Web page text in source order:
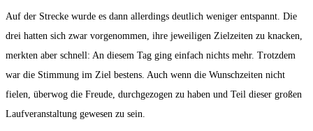
Auf der Strecke wurde es dann allerdings deutlich weniger entspannt. Die
drei hatten sich zwar vorgenommen, ihre jeweiligen Zielzeiten zu knacken,
merkten aber schnell: An diesem Tag ging einfach nichts mehr. Trotzdem
war die Stimmung im Ziel bestens. Auch wenn die Wunschzeiten nicht
fielen, überwog die Freude, durchgezogen zu haben und Teil dieser großen
Laufveranstaltung gewesen zu sein.